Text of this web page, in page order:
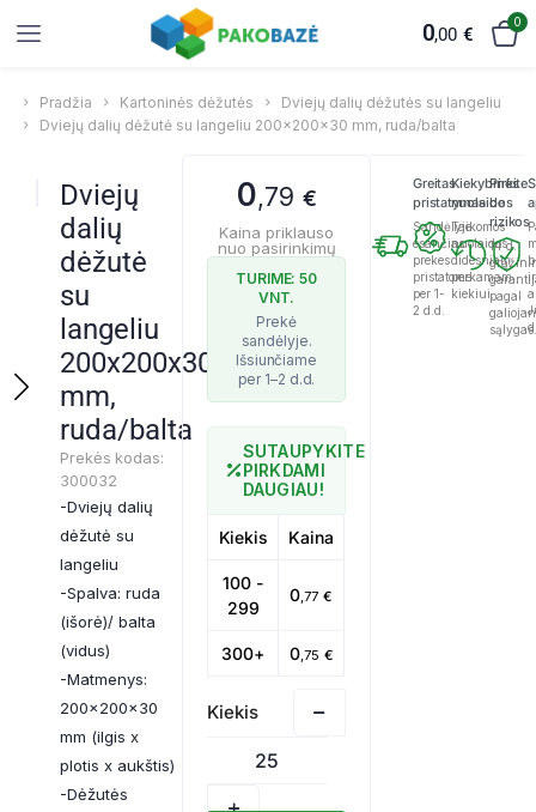
0,00 €
0
Pradžia Kartoninės dėžutės
Dviejų dalių dėžutės su langeliu
Dviejų dalių dėžutė su langeliu 200x200x30 mm, ruda/balta
Dviejų
dalių
dėžutė
su
langeliu
200x200x30
mm,
ruda/balta
Prekės kodas:
300032
-Dviejų dalių
dėžutė su
langeliu
-Spalva: ruda
(išorė)/ balta
(vidus)
-Matmenys:
200x200x30
mm (ilgis x
plotis x aukštis)
-Dėžutės
0,79 €
Kaina priklauso
nuo pasirinkimų
TURIME: 50
VNT.
SUTAUPYKITE
PIRKDAMI
DAUGIAU!
Kiekis Kaina
100 -
299
0,77 €
300+ 0,75 €
Greitas
pristatymas
Sandėlyje
esančias
prekes
pristatome
per 1-
2 d.d.
Kiekybinės
nuolaidos
Taikomos
nuolaidos
didesniam
perkamam
kiekiui.
Pirkite
be
rizikos
14 d.
pagal
sąlygas.
ir